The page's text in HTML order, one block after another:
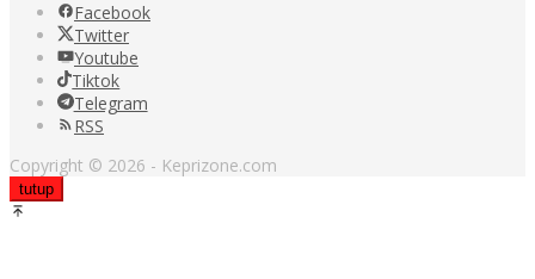
Facebook
Twitter
Youtube
Tiktok
Telegram
RSS
Copyright © 2026 - Keprizone.com
tutup